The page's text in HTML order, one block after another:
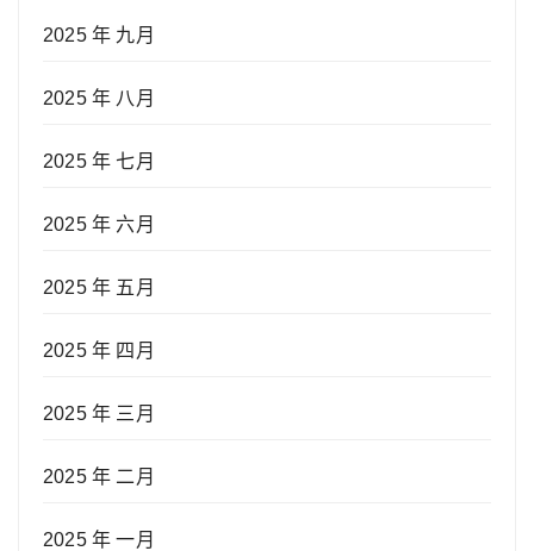
2025 年 九月
2025 年 八月
2025 年 七月
2025 年 六月
2025 年 五月
2025 年 四月
2025 年 三月
2025 年 二月
2025 年 一月